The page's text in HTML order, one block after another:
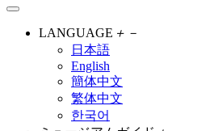
LANGUAGE ＋ －
日本語
English
簡体中文
繁体中文
한국어